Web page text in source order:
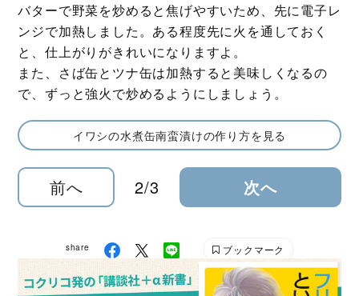
バターで野菜を炒めると焦げやすいため、先に電子レ
ンジで加熱しました。ある程度先に火を通しておく
と、仕上がりがきれいになりますよ。
また、さば缶とツナ缶は加熱すると美味しくなるの
で、ずっと強火で炒めるようにしましょう。
イワシの水煮缶南蛮漬けの作り方を見る
前へ 2/3 次へ
share ブックマーク